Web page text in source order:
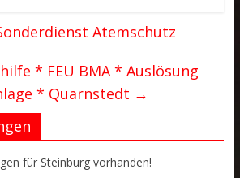
Atemschutz
* FEU BMA * Auslösung
* Quarnstedt →
für Steinburg vorhanden!